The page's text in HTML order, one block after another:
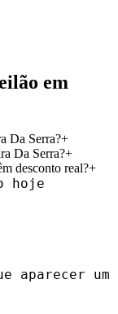
em
Da Serra?+
Da Serra?+
desconto real?+
hoje
aparecer um